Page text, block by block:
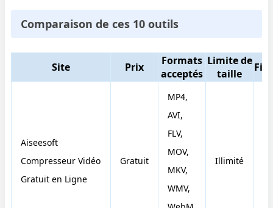
Comparaison de ces 10 outils
Site Prix
Formats
acceptés
Limite de
taille
Aiseesoft
Compresseur Vidéo
Gratuit en Ligne
Gratuit
MP4,
AVI,
FLV,
MOV,
MKV,
WMV,
Illimité